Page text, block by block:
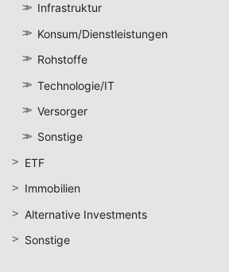
Infrastruktur
Konsum/Dienstleistungen
Rohstoffe
Technologie/IT
Versorger
Sonstige
ETF
Immobilien
Alternative Investments
Sonstige